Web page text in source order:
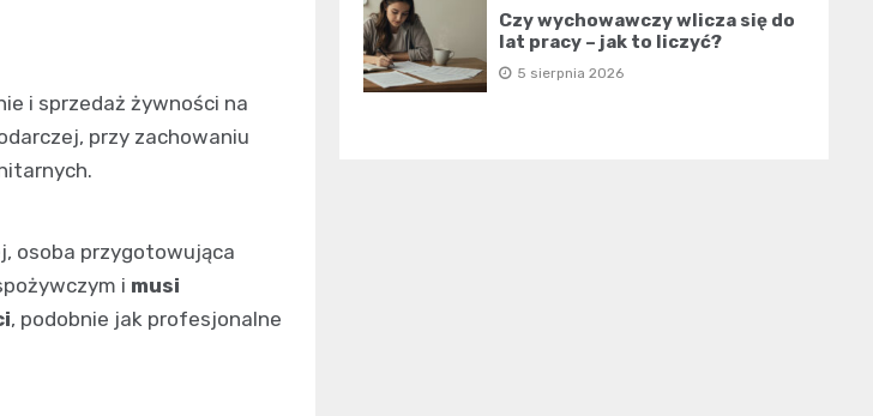
i sprzedaż żywności na
przy zachowaniu
osoba przygotowująca
i musi
, podobnie jak profesjonalne
Czy wychowawczy wlicza się do
lat pracy – jak to liczyć?
5 sierpnia 2026